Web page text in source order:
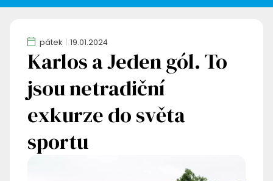
pátek 19.01.2024
Karlos a Jeden gól. To
jsou netradiční
exkurze do světa
sportu